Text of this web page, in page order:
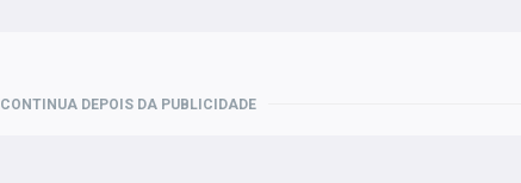
CONTINUA DEPOIS DA PUBLICIDADE